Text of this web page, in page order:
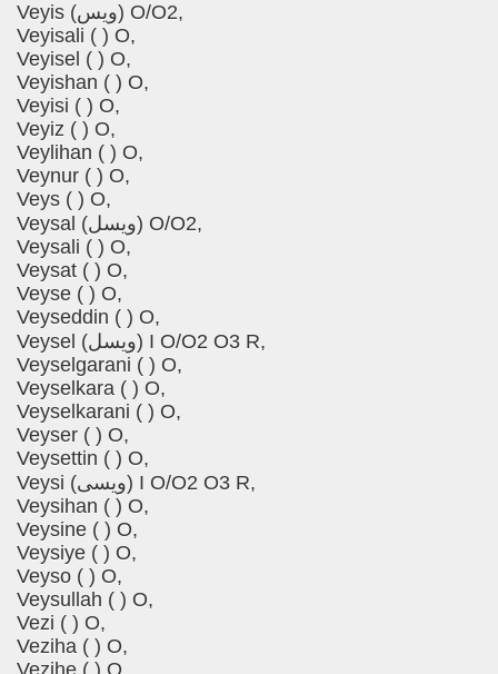
Veyis (ویس) O/O2,
Veyisali ( ) O,
Veyisel ( ) O,
Veyishan ( ) O,
Veyisi ( ) O,
Veyiz ( ) O,
Veylihan ( ) O,
Veynur ( ) O,
Veys ( ) O,
Veysal (ویسل) O/O2,
Veysali ( ) O,
Veysat ( ) O,
Veyse ( ) O,
Veyseddin ( ) O,
Veysel (ویسل) I O/O2 O3 R,
Veyselgarani ( ) O,
Veyselkara ( ) O,
Veyselkarani ( ) O,
Veyser ( ) O,
Veysettin ( ) O,
Veysi (ویسی) I O/O2 O3 R,
Veysihan ( ) O,
Veysine ( ) O,
Veysiye ( ) O,
Veyso ( ) O,
Veysullah ( ) O,
Vezi ( ) O,
Veziha ( ) O,
Vezihe ( ) O,